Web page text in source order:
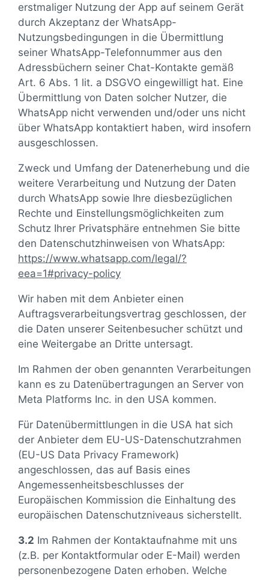
erstmaliger Nutzung der App auf seinem Gerät
durch Akzeptanz der WhatsApp-
Nutzungsbedingungen in die Übermittlung
seiner WhatsApp-Telefonnummer aus den
Adressbüchern seiner Chat-Kontakte gemäß
Art. 6 Abs. 1 lit. a DSGVO eingewilligt hat. Eine
Übermittlung von Daten solcher Nutzer, die
WhatsApp nicht verwenden und/oder uns nicht
über WhatsApp kontaktiert haben, wird insofern
ausgeschlossen.
Zweck und Umfang der Datenerhebung und die
weitere Verarbeitung und Nutzung der Daten
durch WhatsApp sowie Ihre diesbezüglichen
Rechte und Einstellungsmöglichkeiten zum
Schutz Ihrer Privatsphäre entnehmen Sie bitte
den Datenschutzhinweisen von WhatsApp:
https://www.whatsapp.com/legal/?
eea=1#privacy-policy
Wir haben mit dem Anbieter einen
Auftragsverarbeitungsvertrag geschlossen, der
die Daten unserer Seitenbesucher schützt und
eine Weitergabe an Dritte untersagt.
Im Rahmen der oben genannten Verarbeitungen
kann es zu Datenübertragungen an Server von
Meta Platforms Inc. in den USA kommen.
Für Datenübermittlungen in die USA hat sich
der Anbieter dem EU-US-Datenschutzrahmen
(EU-US Data Privacy Framework)
angeschlossen, das auf Basis eines
Angemessenheitsbeschlusses der
Europäischen Kommission die Einhaltung des
europäischen Datenschutzniveaus sicherstellt.
3.2 Im Rahmen der Kontaktaufnahme mit uns
(z.B. per Kontaktformular oder E-Mail) werden
personenbezogene Daten erhoben. Welche